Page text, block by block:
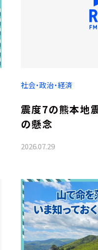
社会・政治・経済
震度7の熊本地
の懸念
2026.07.29